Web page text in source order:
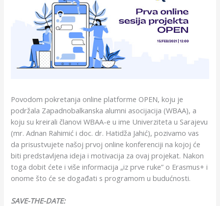
Povodom pokretanja online platforme OPEN, koju je
podržala Zapadnobalkanska alumni asocijacija (WBAA), a
koju su kreirali članovi WBAA-e u ime Univerziteta u Sarajevu
(mr. Adnan Rahimić i doc. dr. Hatidža Jahić), pozivamo vas
da prisustvujete našoj prvoj online konferenciji na kojoj će
biti predstavljena ideja i motivacija za ovaj projekat. Nakon
toga dobit ćete i više informacija „iz prve ruke” o Erasmus+ i
onome što će se događati s programom u budućnosti.
SAVE-THE-DATE: